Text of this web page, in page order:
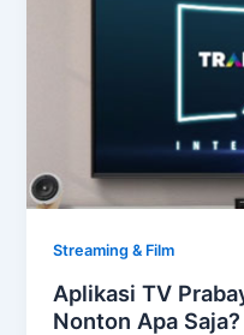
Streaming & Film
Aplikasi TV
Nonton Apa Saja?